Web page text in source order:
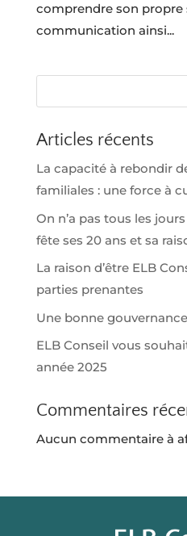
comprendre son propre
communication ainsi...
Articles récents
La capacité à rebondir
familiales : une force à
On n’a pas tous les
fête ses 20 ans et sa
La raison d’être ELB
parties prenantes
Une bonne
ELB Conseil vous
année 2025
Commentaires
Aucun commentaire à